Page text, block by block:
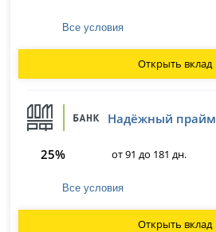
Все условия
Открыть вклад
Надёжный прайм
25% от 91 до 181 дн.
Все условия
Открыть вклад